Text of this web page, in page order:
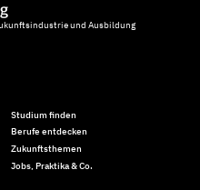
und Ausbildung
Studium finden
Berufe entdecken
Zukunftsthemen
Jobs, Praktika & Co.